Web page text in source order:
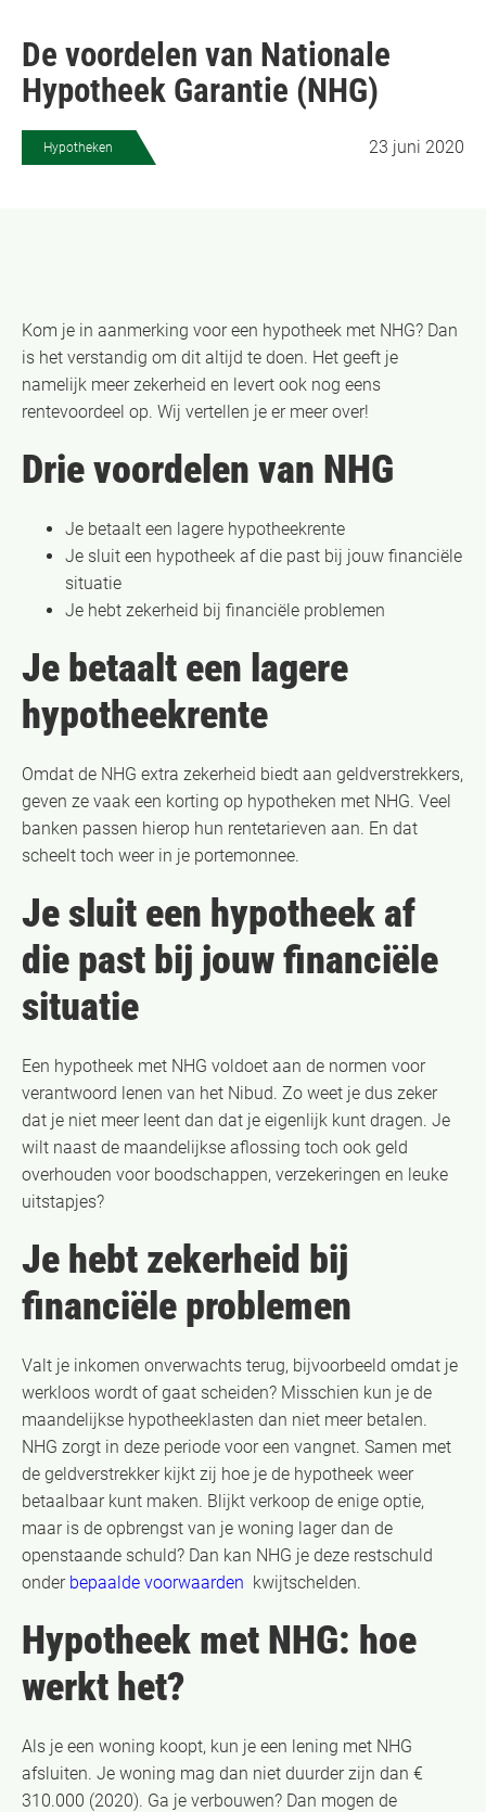
De voordelen van Nationale
Hypotheek Garantie (NHG)
Hypotheken 23 juni 2020
Kom je in aanmerking voor een hypotheek met NHG? Dan
is het verstandig om dit altijd te doen. Het geeft je
namelijk meer zekerheid en levert ook nog eens
rentevoordeel op. Wij vertellen je er meer over!
Drie voordelen van NHG
Je betaalt een lagere hypotheekrente
Je sluit een hypotheek af die past bij jouw financiële
situatie
Je hebt zekerheid bij financiële problemen
Je betaalt een lagere
hypotheekrente
Omdat de NHG extra zekerheid biedt aan geldverstrekkers,
geven ze vaak een korting op hypotheken met NHG. Veel
banken passen hierop hun rentetarieven aan. En dat
scheelt toch weer in je portemonnee.
Je sluit een hypotheek af
die past bij jouw financiële
situatie
Een hypotheek met NHG voldoet aan de normen voor
verantwoord lenen van het Nibud. Zo weet je dus zeker
dat je niet meer leent dan dat je eigenlijk kunt dragen. Je
wilt naast de maandelijkse aflossing toch ook geld
overhouden voor boodschappen, verzekeringen en leuke
uitstapjes?
Je hebt zekerheid bij
financiële problemen
Valt je inkomen onverwachts terug, bijvoorbeeld omdat je
werkloos wordt of gaat scheiden? Misschien kun je de
maandelijkse hypotheeklasten dan niet meer betalen.
NHG zorgt in deze periode voor een vangnet. Samen met
de geldverstrekker kijkt zij hoe je de hypotheek weer
betaalbaar kunt maken. Blijkt verkoop de enige optie,
maar is de opbrengst van je woning lager dan de
openstaande schuld? Dan kan NHG je deze restschuld
onder bepaalde voorwaarden kwijtschelden.
Hypotheek met NHG: hoe
werkt het?
Als je een woning koopt, kun je een lening met NHG
afsluiten. Je woning mag dan niet duurder zijn dan €
310.000 (2020). Ga je verbouwen? Dan mogen de